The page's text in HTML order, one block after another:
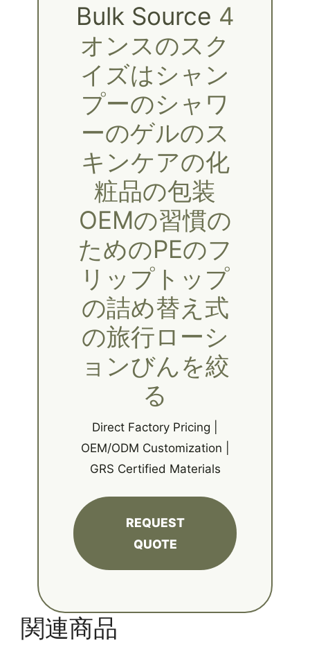
Bulk Source 4
オンスのスク
イズはシャン
プーのシャワ
ーのゲルのス
キンケアの化
粧品の包装
OEMの習慣の
ためのPEのフ
リップトップ
の詰め替え式
の旅行ローシ
ョンびんを絞
る
Direct Factory Pricing |
OEM/ODM Customization |
GRS Certified Materials
REQUEST
QUOTE
関連商品